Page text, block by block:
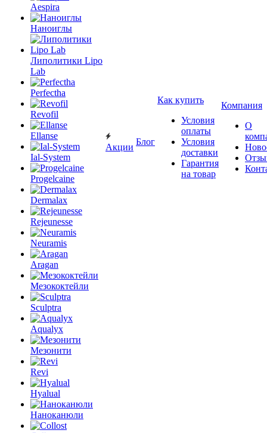
Aespira
Наноиглы
Липолитики Lipo
Lab
Perfectha
Revofil
Ellanse
Ial-System
Progelcaine
Dermalax
Rejeunesse
Neuramis
Aragan
Мезококтейли
Sculptra
Aqualyx
Мезонити
Revi
Hyalual
Наноканюли
Акции
Блог
Как купить
Условия
оплаты
Условия
доставки
Гарантия
на товар
Компания
О